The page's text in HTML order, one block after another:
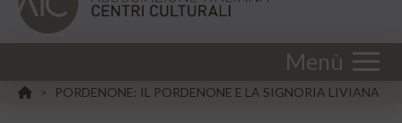
Menù
HOME
> PORDENONE: IL PORDENONE E LA SIGNORIA LIVIANA